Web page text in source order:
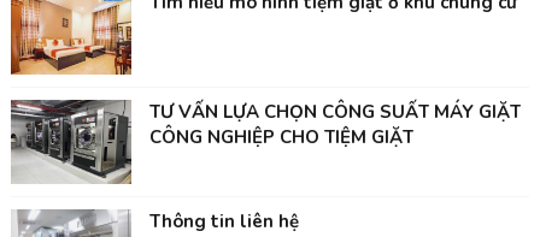
TƯ VẤN LỰA CHỌN CÔNG SUẤT MÁY GIẶT
CÔNG NGHIỆP CHO TIỆM GIẶT
Thông tin liên hệ